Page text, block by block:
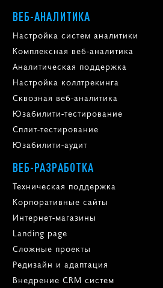
ВЕБ-АНАЛИТИКА
Настройка систем аналитики
Комплексная веб-аналитика
Аналитическая поддержка
Настройка коллтрекинга
Сквозная веб-аналитика
Юзабилити-тестирование
Сплит-тестирование
Юзабилити-аудит
ВЕБ-РАЗРАБОТКА
Техническая поддержка
Корпоративные сайты
Интернет-магазины
Landing page
Сложные проекты
Редизайн и адаптация
Внедрение CRM систем